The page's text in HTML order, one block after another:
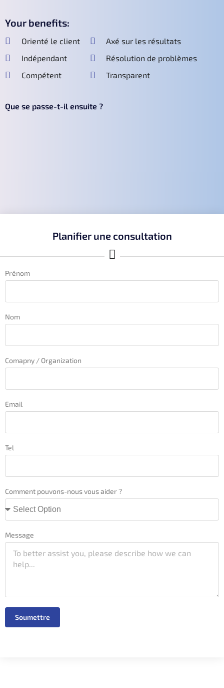
Your benefits:
Orienté le client
Indépendant
Compétent
Axé sur les résultats
Résolution de problèmes
Transparent
Que se passe-t-il ensuite ?
Planifier une consultation
Prénom
Nom
Comapny / Organization
Email
Tel
Comment pouvons-nous vous aider ?
Message
Soumettre